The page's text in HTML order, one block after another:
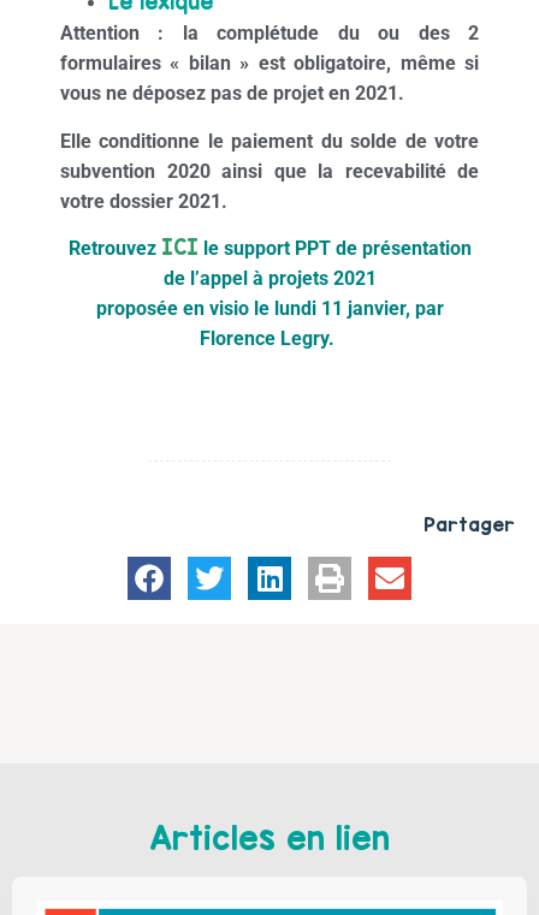
Attention : la complétude du ou des 2
formulaires « bilan » est obligatoire, même si
vous ne déposez pas de projet en 2021.
Elle conditionne le paiement du solde de votre
subvention 2020 ainsi que la recevabilité de
votre dossier 2021.
Retrouvez ICI le support PPT de présentation
de l’appel à projets 2021
proposée en visio le lundi 11 janvier, par
Florence Legry.
Partager
Articles en lien